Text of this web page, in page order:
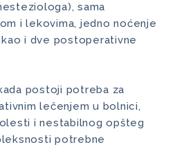
sama
i lekovima, jedno noćenje
i dve postoperativne
postoji potreba za
lečenjem u bolnici,
i nestabilnog opšteg
potrebne